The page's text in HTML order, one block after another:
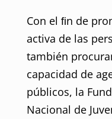
Con el ﬁn de
activa de las
también
capacidad de
públicos, la
Nacional de